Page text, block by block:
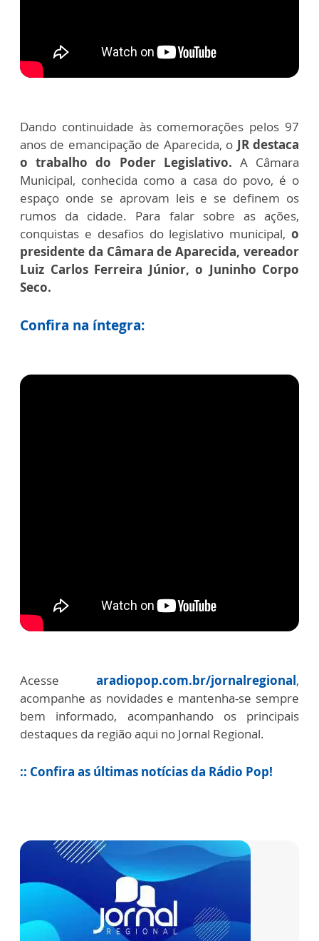
Dando continuidade às comemorações pelos 97
anos de emancipação de Aparecida, o JR destaca
o trabalho do Poder Legislativo. A Câmara
Municipal, conhecida como a casa do povo, é o
espaço onde se aprovam leis e se definem os
rumos da cidade. Para falar sobre as ações,
conquistas e desafios do legislativo municipal, o
presidente da Câmara de Aparecida, vereador
Luiz Carlos Ferreira Júnior, o Juninho Corpo
Seco.
Confira na íntegra:
Acesse aradiopop.com.br/jornalregional,
acompanhe as novidades e mantenha-se sempre
bem informado, acompanhando os principais
destaques da região aqui no Jornal Regional.
:: Confira as últimas notícias da Rádio Pop!